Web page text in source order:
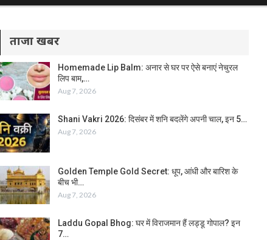
ताजा खबर
Homemade Lip Balm: अनार से घर पर ऐसे बनाएं नेचुरल
लिप बाम,…
Aug 7, 2026
Shani Vakri 2026: दिसंबर में शनि बदलेंगे अपनी चाल, इन 5…
Aug 7, 2026
Golden Temple Gold Secret: धूप, आंधी और बारिश के
बीच भी…
Aug 7, 2026
Laddu Gopal Bhog: घर में विराजमान हैं लड्डू गोपाल? इन
7…